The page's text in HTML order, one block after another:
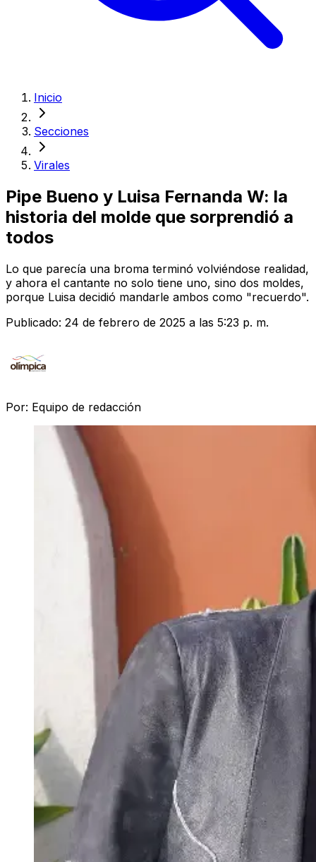
Inicio
Secciones
Virales
Pipe Bueno y Luisa Fernanda W: la
historia del molde que sorprendió a
todos
Lo que parecía una broma terminó volviéndose realidad,
y ahora el cantante no solo tiene uno, sino dos moldes,
porque Luisa decidió mandarle ambos como "recuerdo".
Publicado: 24 de febrero de 2025 a las 5:23 p. m.
Por: Equipo de redacción